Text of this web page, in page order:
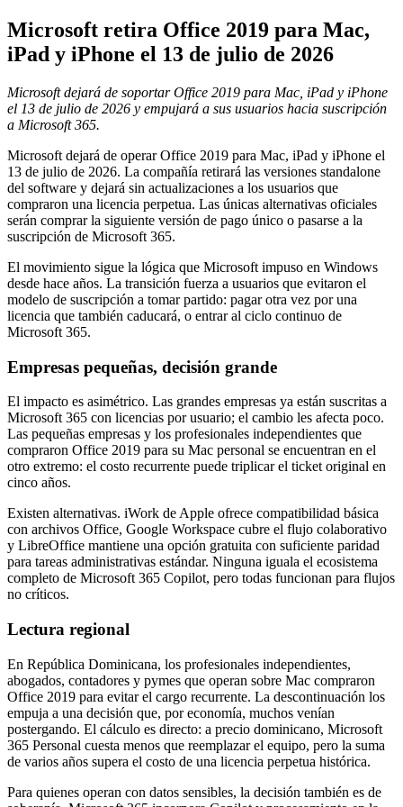
Microsoft retira Office 2019 para Mac,
iPad y iPhone el 13 de julio de 2026
Microsoft dejará de soportar Office 2019 para Mac, iPad y iPhone
el 13 de julio de 2026 y empujará a sus usuarios hacia suscripción
a Microsoft 365.
Microsoft dejará de operar Office 2019 para Mac, iPad y iPhone el
13 de julio de 2026. La compañía retirará las versiones standalone
del software y dejará sin actualizaciones a los usuarios que
compraron una licencia perpetua. Las únicas alternativas oficiales
serán comprar la siguiente versión de pago único o pasarse a la
suscripción de Microsoft 365.
El movimiento sigue la lógica que Microsoft impuso en Windows
desde hace años. La transición fuerza a usuarios que evitaron el
modelo de suscripción a tomar partido: pagar otra vez por una
licencia que también caducará, o entrar al ciclo continuo de
Microsoft 365.
Empresas pequeñas, decisión grande
El impacto es asimétrico. Las grandes empresas ya están suscritas a
Microsoft 365 con licencias por usuario; el cambio les afecta poco.
Las pequeñas empresas y los profesionales independientes que
compraron Office 2019 para su Mac personal se encuentran en el
otro extremo: el costo recurrente puede triplicar el ticket original en
cinco años.
Existen alternativas. iWork de Apple ofrece compatibilidad básica
con archivos Office, Google Workspace cubre el flujo colaborativo
y LibreOffice mantiene una opción gratuita con suficiente paridad
para tareas administrativas estándar. Ninguna iguala el ecosistema
completo de Microsoft 365 Copilot, pero todas funcionan para flujos
no críticos.
Lectura regional
En República Dominicana, los profesionales independientes,
abogados, contadores y pymes que operan sobre Mac compraron
Office 2019 para evitar el cargo recurrente. La descontinuación los
empuja a una decisión que, por economía, muchos venían
postergando. El cálculo es directo: a precio dominicano, Microsoft
365 Personal cuesta menos que reemplazar el equipo, pero la suma
de varios años supera el costo de una licencia perpetua histórica.
Para quienes operan con datos sensibles, la decisión también es de